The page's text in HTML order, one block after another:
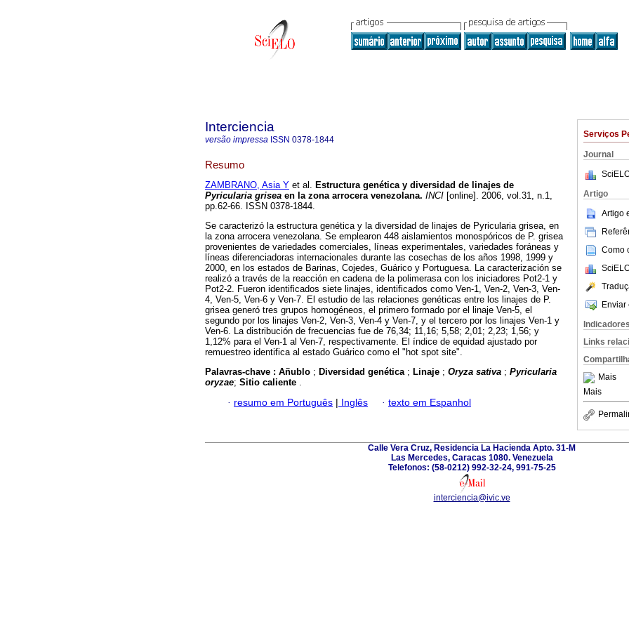
Serviços
Journal
Artigo
Artigo
Como
Enviar
Indicadores
Links
Mais
Mais
Interciencia
versão impressa ISSN 0378-1844
Resumo
ZAMBRANO, Asia Y et al. Estructura genética y diversidad de linajes de
Pyricularia grisea en la zona arrocera venezolana. INCI [online]. 2006, vol.31, n.1,
pp.62-66. ISSN 0378-1844.
Se caracterizó la estructura genética y la diversidad de linajes de Pyricularia grisea, en
la zona arrocera venezolana. Se emplearon 448 aislamientos monospóricos de P. grisea
provenientes de variedades comerciales, líneas experimentales, variedades foráneas y
líneas diferenciadoras internacionales durante las cosechas de los años 1998, 1999 y
2000, en los estados de Barinas, Cojedes, Guárico y Portuguesa. La caracterización se
realizó a través de la reacción en cadena de la polimerasa con los iniciadores Pot2-1 y
Pot2-2. Fueron identificados siete linajes, identificados como Ven-1, Ven-2, Ven-3, Ven-
4, Ven-5, Ven-6 y Ven-7. El estudio de las relaciones genéticas entre los linajes de P.
grisea generó tres grupos homogéneos, el primero formado por el linaje Ven-5, el
segundo por los linajes Ven-2, Ven-3, Ven-4 y Ven-7, y el tercero por los linajes Ven-1 y
Ven-6. La distribución de frecuencias fue de 76,34; 11,16; 5,58; 2,01; 2,23; 1,56; y
1,12% para el Ven-1 al Ven-7, respectivamente. El índice de equidad ajustado por
remuestreo identifica al estado Guárico como el "hot spot site".
Palavras-chave : Añublo ; Diversidad genética ; Linaje ; Oryza sativa ; Pyricularia
oryzae; Sitio caliente .
· resumo em Português | Inglês · texto em Espanhol
Calle Vera Cruz, Residencia La Hacienda Apto. 31-M
Las Mercedes, Caracas 1080. Venezuela
Telefonos: (58-0212) 992-32-24, 991-75-25
interciencia@ivic.ve